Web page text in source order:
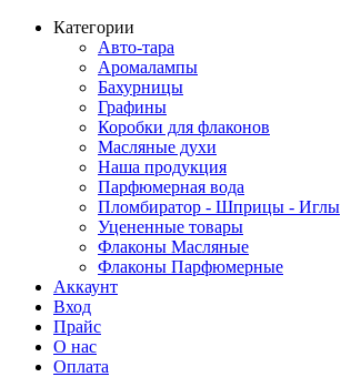
Категории
Авто-тара
Аромалампы
Бахурницы
Графины
Коробки для флаконов
Масляные духи
Наша продукция
Парфюмерная вода
Пломбиратор - Шприцы - Иглы
Уцененные товары
Флаконы Масляные
Флаконы Парфюмерные
Аккаунт
Вход
Прайс
О нас
Оплата